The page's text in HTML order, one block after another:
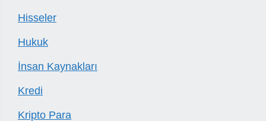
Hisseler
Hukuk
İnsan Kaynakları
Kredi
Kripto Para